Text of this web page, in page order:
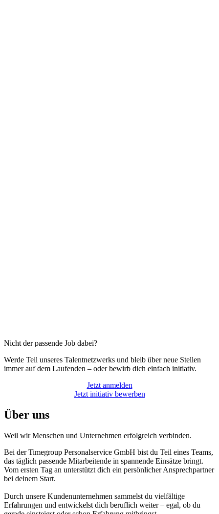
Nicht der passende Job dabei?
Werde Teil unseres Talentnetzwerks und bleib über neue Stellen
immer auf dem Laufenden – oder bewirb dich einfach initiativ.
Jetzt anmelden
Jetzt initiativ bewerben
Über uns
Weil wir Menschen und Unternehmen erfolgreich verbinden.
Bei der Timegroup Personalservice GmbH bist du Teil eines Teams,
das täglich passende Mitarbeitende in spannende Einsätze bringt.
Vom ersten Tag an unterstützt dich ein persönlicher Ansprechpartner
bei deinem Start.
Durch unsere Kundenunternehmen sammelst du vielfältige
Erfahrungen und entwickelst dich beruflich weiter – egal, ob du